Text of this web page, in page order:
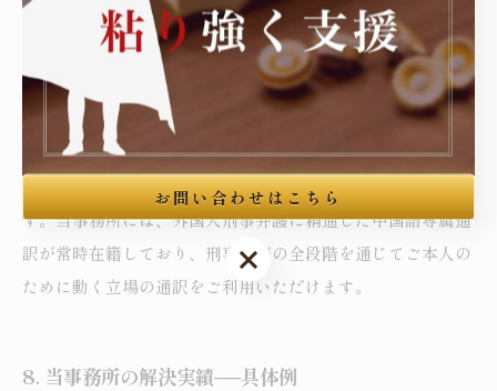
を意味するため、弁護人は勾留段階で迅速に対応する必要が
ございます。
第三に、当事務所専属通訳の活用でございます。本類型事案
では、電子証拠・通販記録・銀行送金記録等の複雑な証拠が
多数登場し、これらの正確な翻訳が極めて重要でございま
す。当事務所には、外国人刑事弁護に精通した中国語専属通
訳が常時在籍しており、刑事手続の全段階を通じてご本人の
ために動く立場の通訳をご利用いただけます。
8. 当事務所の解決実績──具体例
お問い合わせはこちら
お問い合わせはこちら